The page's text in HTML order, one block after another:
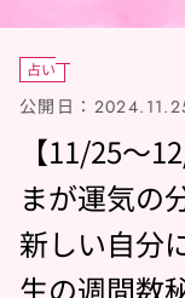
占い
公開日：
【11/25～
まが運気の
新しい自分
生の週間数